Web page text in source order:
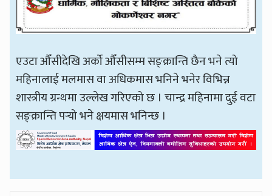
एउटा औँसीदेखि अर्को औँसीसम्म सङ्क्रान्ति छैन भने त्यो
महिनालाई मलमास वा अधिकमास भनिने भनेर विभिन्न
शास्त्रीय ग्रन्थमा उल्लेख गरिएको छ । चान्द्र महिनामा दुई वटा
सङ्क्रान्ति पर्‍यो भने क्षयमास भनिन्छ ।